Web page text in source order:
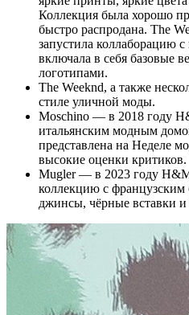
Коллекция была хорошо
быстро распродана. The
запустила коллаборацию
включала в себя базовые
логотипами.
The Weeknd, а также
стиле уличной моды.
Moschino — в 2018 году
итальянским модным
представлена на Неделе
высокие оценки критиков.
Mugler — в 2023 году
коллекцию с
джинсы, чёрные вставки и